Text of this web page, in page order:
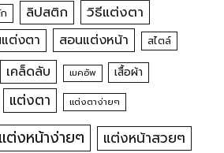
ลิปสติก
วิธีแต่งตา
ต่งตา สอนแต่งหน้า สไตล์
เคล็ดลับ เมคอัพ เสื้อผ้า
แต่งตา แต่งตาง่ายๆ
แต่งหน้าง่ายๆ แต่งหน้าสวยๆ